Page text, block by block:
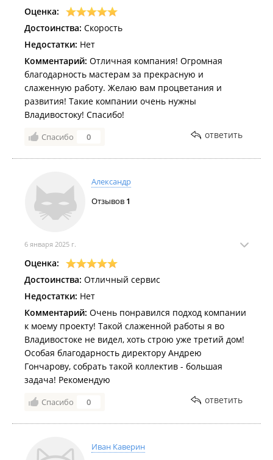
Оценка:
Достоинства: Скорость
Недостатки: Нет
Комментарий: Отличная компания! Огромная
благодарность мастерам за прекрасную и
слаженную работу. Желаю вам процветания и
развития! Такие компании очень нужны
Владивостоку! Спасибо!
Спасибо 0 ответить
Александр
Отзывов 1
6 января 2025 г.
Оценка:
Достоинства: Отличный сервис
Недостатки: Нет
Комментарий: Очень понравился подход компании
к моему проекту! Такой слаженной работы я во
Владивостоке не видел, хоть строю уже третий дом!
Особая благодарность директору Андрею
Гончарову, собрать такой коллектив - большая
задача! Рекомендую
Спасибо 0 ответить
Иван Каверин